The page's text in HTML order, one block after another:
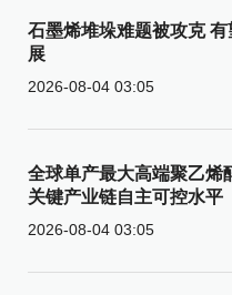
石墨烯堆垛难题被攻克
展
2026-08-04 03:05
全球单产最大高端聚乙烯
关键产业链自主可控水平
2026-08-04 03:05